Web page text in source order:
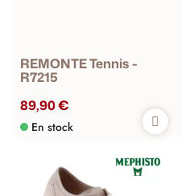
REMONTE Tennis -
R7215
89,90 €
En stock